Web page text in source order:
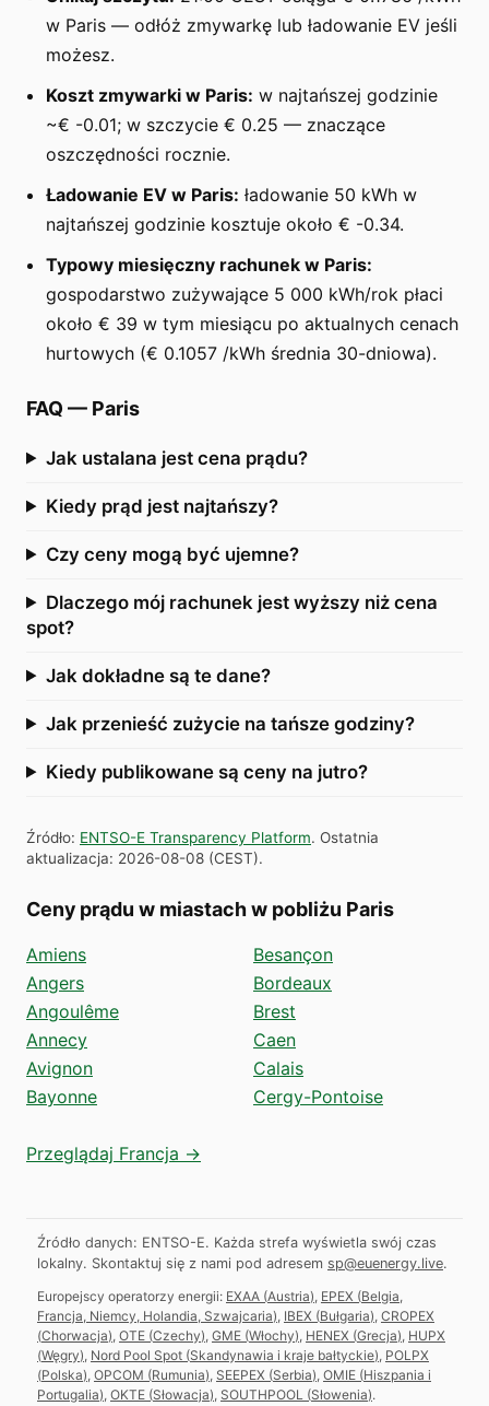
w Paris — odłóż zmywarkę lub ładowanie EV jeśli
możesz.
Koszt zmywarki w Paris: w najtańszej godzinie
~€ -0.01; w szczycie € 0.25 — znaczące
oszczędności rocznie.
Ładowanie EV w Paris: ładowanie 50 kWh w
najtańszej godzinie kosztuje około € -0.34.
Typowy miesięczny rachunek w Paris:
gospodarstwo zużywające 5 000 kWh/rok płaci
około € 39 w tym miesiącu po aktualnych cenach
hurtowych (€ 0.1057 /kWh średnia 30-dniowa).
FAQ — Paris
Jak ustalana jest cena prądu?
Kiedy prąd jest najtańszy?
Czy ceny mogą być ujemne?
Dlaczego mój rachunek jest wyższy niż cena
spot?
Jak dokładne są te dane?
Jak przenieść zużycie na tańsze godziny?
Kiedy publikowane są ceny na jutro?
Źródło: ENTSO-E Transparency Platform. Ostatnia
aktualizacja: 2026-08-08 (CEST).
Ceny prądu w miastach w pobliżu Paris
Amiens
Angers
Angoulême
Annecy
Avignon
Bayonne
Besançon
Bordeaux
Brest
Caen
Calais
Cergy-Pontoise
Przeglądaj Francja →
Źródło danych: ENTSO-E. Każda strefa wyświetla swój czas
lokalny. Skontaktuj się z nami pod adresem sp@euenergy.live.
Europejscy operatorzy energii: EXAA (Austria) EPEX (Belgia,
Francja, Niemcy, Holandia, Szwajcaria) IBEX (Bułgaria) CROPEX
(Chorwacja) OTE (Czechy) GME (Włochy) HENEX (Grecja) HUPX
(Węgry) Nord Pool Spot (Skandynawia i kraje bałtyckie) POLPX
(Polska) OPCOM (Rumunia) SEEPEX (Serbia) OMIE (Hiszpania i
Portugalia) OKTE (Słowacja) SOUTHPOOL (Słowenia).